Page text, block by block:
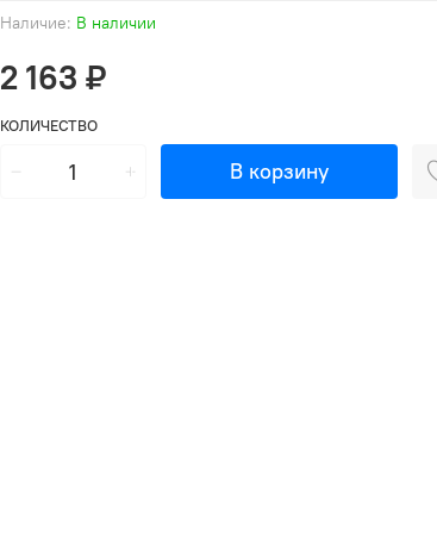
Наличие: В наличии
2 163 ₽
КОЛИЧЕСТВО
В корзину